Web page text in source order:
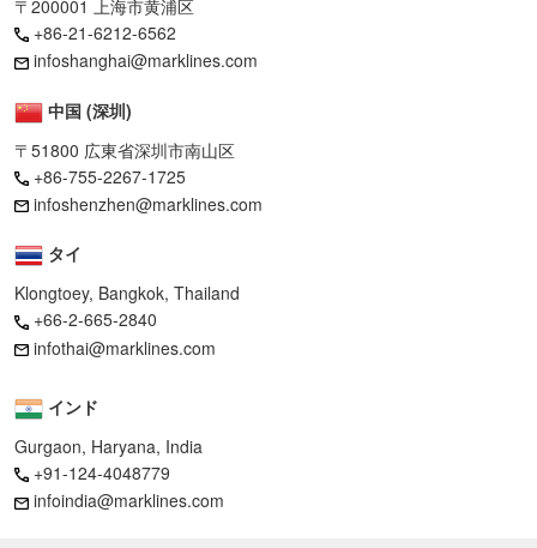
〒200001 上海市黄浦区
+86-21-6212-6562
infoshanghai@marklines.com
中国 (深圳)
〒51800 広東省深圳市南山区
+86-755-2267-1725
infoshenzhen@marklines.com
タイ
Klongtoey, Bangkok, Thailand
+66-2-665-2840
infothai@marklines.com
インド
Gurgaon, Haryana, India
+91-124-4048779
infoindia@marklines.com